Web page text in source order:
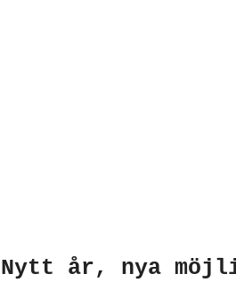
Nytt år, nya